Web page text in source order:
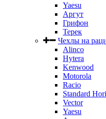
Yaesu
Аргут
Грифон
Терек
Чехлы на
Alinco
Hytera
Kenwood
Motorola
Racio
Standard
Vector
Yaesu